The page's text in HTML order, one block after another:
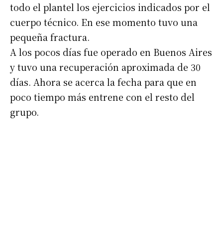
todo el plantel los ejercicios indicados por el
cuerpo técnico. En ese momento tuvo una
pequeña fractura.
A los pocos días fue operado en Buenos Aires
y tuvo una recuperación aproximada de 30
días. Ahora se acerca la fecha para que en
poco tiempo más entrene con el resto del
grupo.